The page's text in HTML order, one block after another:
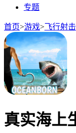
专题
首页>游戏>飞行射击
真实海上